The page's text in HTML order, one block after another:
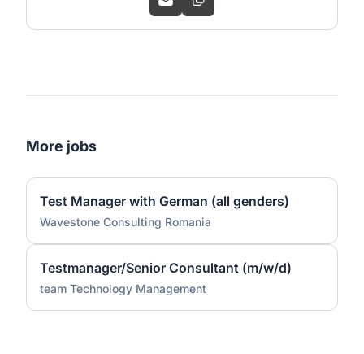
More jobs
Test Manager with German (all genders)
Wavestone Consulting Romania
Testmanager/Senior Consultant (m/w/d)
team Technology Management